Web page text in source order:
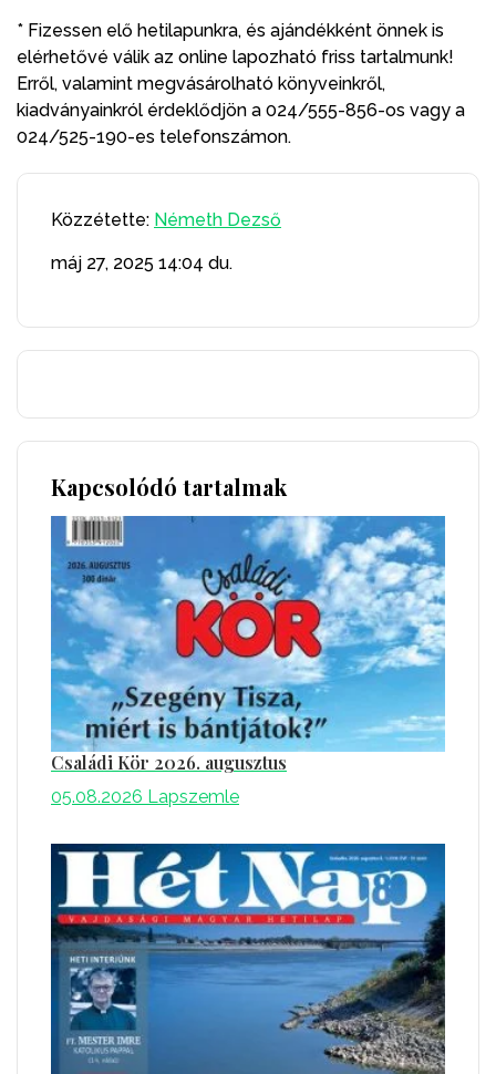
* Fizessen elő hetilapunkra, és ajándékként önnek is
elérhetővé válik az online lapozható friss tartalmunk!
Erről, valamint megvásárolható könyveinkről,
kiadványainkról érdeklődjön a 024/555-856-os vagy a
024/525-190-es telefonszámon.
Közzétette: Németh Dezső
máj 27, 2025 14:04 du.
Kapcsolódó tartalmak
Családi Kör 2026. augusztus
05.08.2026 Lapszemle